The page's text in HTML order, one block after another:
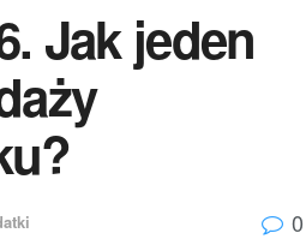
Jak jeden
0